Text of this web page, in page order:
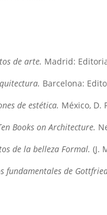
de arte. Madrid:
Barcelona:
de estética. México, D.
Books on Architecture.
de la belleza Formal. (J.
fundamentales de